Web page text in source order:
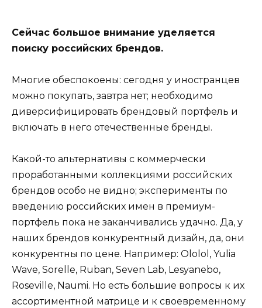
Сейчас большое внимание уделяется
поиску российских брендов.
Многие обеспокоены: сегодня у иностранцев
можно покупать, завтра нет; необходимо
диверсифицировать брендовый портфель и
включать в него отечественные бренды.
Какой-то альтернативы с коммерчески
проработанными коллекциями российских
брендов особо не видно; эксперименты по
введению российских имен в премиум-
портфель пока не заканчивались удачно. Да, у
наших брендов конкурентный дизайн, да, они
конкурентны по цене. Например: Ololol, Yulia
Wave, Sorelle, Ruban, Seven Lab, Lesyanebo,
Roseville, Naumi. Но есть большие вопросы к их
ассортиментной матрице и к своевременному